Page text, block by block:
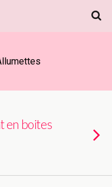
en boites